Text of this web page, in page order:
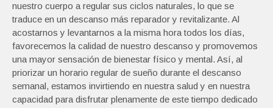
nuestro cuerpo a regular sus ciclos naturales, lo que se
traduce en un descanso más reparador y revitalizante. Al
acostarnos y levantarnos a la misma hora todos los días,
favorecemos la calidad de nuestro descanso y promovemos
una mayor sensación de bienestar físico y mental. Así, al
priorizar un horario regular de sueño durante el descanso
semanal, estamos invirtiendo en nuestra salud y en nuestra
capacidad para disfrutar plenamente de este tiempo dedicado